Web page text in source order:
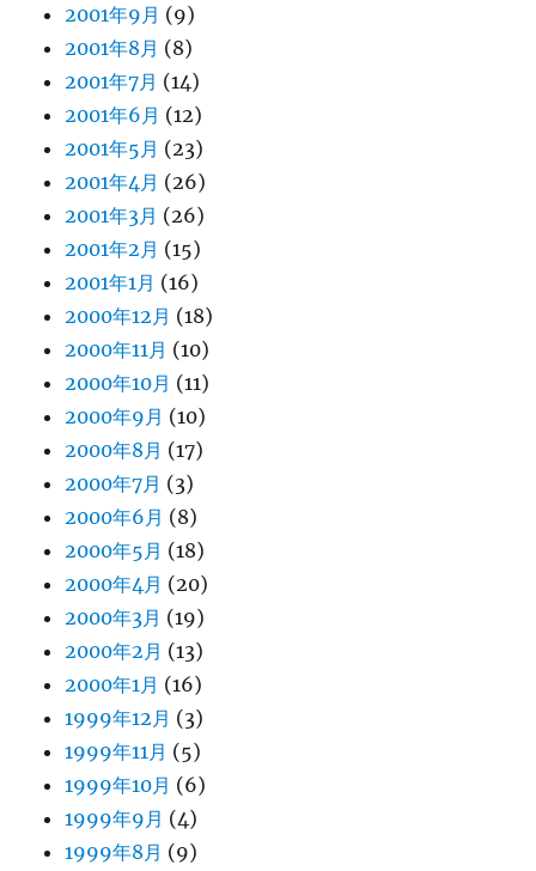
2001年9月 (9)
2001年8月 (8)
2001年7月 (14)
2001年6月 (12)
2001年5月 (23)
2001年4月 (26)
2001年3月 (26)
2001年2月 (15)
2001年1月 (16)
2000年12月 (18)
2000年11月 (10)
2000年10月 (11)
2000年9月 (10)
2000年8月 (17)
2000年7月 (3)
2000年6月 (8)
2000年5月 (18)
2000年4月 (20)
2000年3月 (19)
2000年2月 (13)
2000年1月 (16)
1999年12月 (3)
1999年11月 (5)
1999年10月 (6)
1999年9月 (4)
1999年8月 (9)